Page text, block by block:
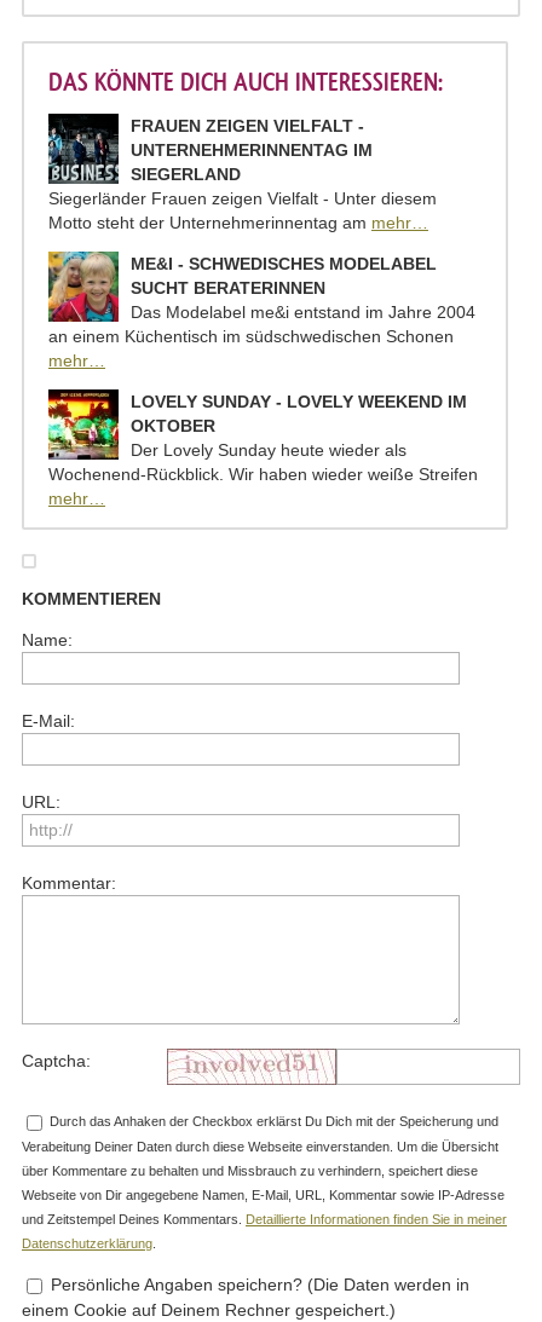
DAS KÖNNTE DICH AUCH INTERESSIEREN:
FRAUEN ZEIGEN VIELFALT -
UNTERNEHMERINNENTAG IM
SIEGERLAND
Siegerländer Frauen zeigen Vielfalt - Unter diesem
Motto steht der Unternehmerinnentag am mehr…
ME&I - SCHWEDISCHES MODELABEL
SUCHT BERATERINNEN
Das Modelabel me&i entstand im Jahre 2004
an einem Küchentisch im südschwedischen Schonen
mehr…
LOVELY SUNDAY - LOVELY WEEKEND IM
OKTOBER
Der Lovely Sunday heute wieder als
Wochenend-Rückblick. Wir haben wieder weiße Streifen
mehr…
KOMMENTIEREN
Name:
E-Mail:
URL:
Kommentar:
Captcha:
Durch das Anhaken der Checkbox erklärst Du Dich mit der Speicherung und
Verabeitung Deiner Daten durch diese Webseite einverstanden. Um die Übersicht
über Kommentare zu behalten und Missbrauch zu verhindern, speichert diese
Webseite von Dir angegebene Namen, E-Mail, URL, Kommentar sowie IP-Adresse
und Zeitstempel Deines Kommentars. Detaillierte Informationen finden Sie in meiner
Datenschutzerklärung
Persönliche Angaben speichern? (Die Daten werden in
einem Cookie auf Deinem Rechner gespeichert.)